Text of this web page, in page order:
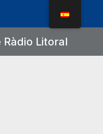
Litoral